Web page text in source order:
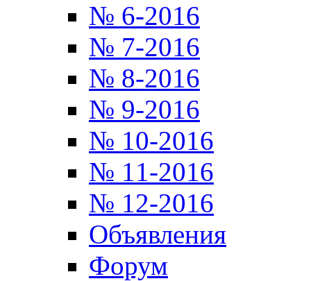
№ 6-2016
№ 7-2016
№ 8-2016
№ 9-2016
№ 10-2016
№ 11-2016
№ 12-2016
Объявления
Форум